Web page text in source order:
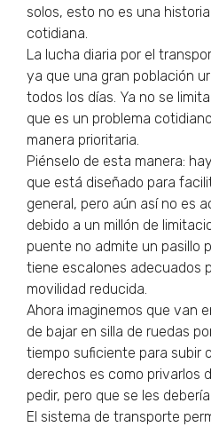
solos, esto no es una
cotidiana.
La lucha diaria por el
ya que una gran población
todos los días. Ya no se
que es un problema
manera prioritaria.
Piénselo de esta manera:
que está diseñado para
general, pero aún así no es
debido a un millón de
puente no admite un pasillo
tiene escalones adecuados
movilidad reducida.
Ahora imaginemos que van
de bajar en silla de ruedas
tiempo suficiente para subir
derechos es como privarlos
pedir, pero que se les
El sistema de transporte